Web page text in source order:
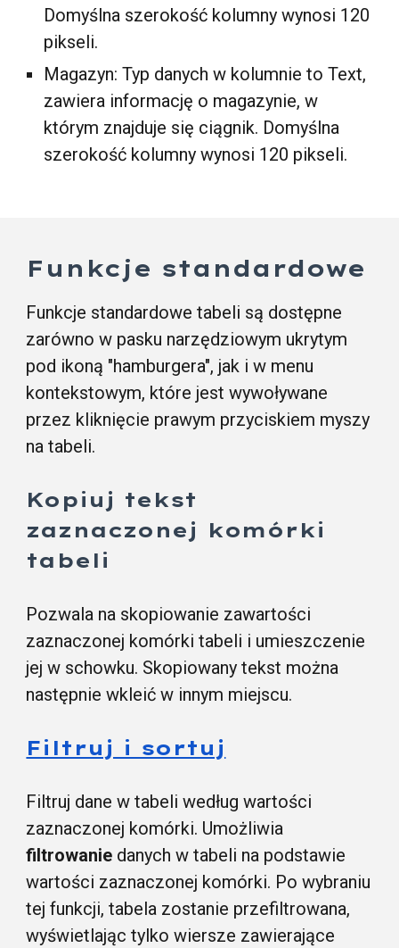
Domyślna szerokość kolumny wynosi 120
pikseli.
Magazyn: Typ danych w kolumnie to Text,
zawiera informację o magazynie, w
którym znajduje się ciągnik. Domyślna
szerokość kolumny wynosi 120 pikseli.
Funkcje standardowe
Funkcje standardowe tabeli są dostępne
zarówno w pasku narzędziowym ukrytym
pod ikoną "hamburgera", jak i w menu
kontekstowym, które jest wywoływane
przez kliknięcie prawym przyciskiem myszy
na tabeli.
Kopiuj tekst
zaznaczonej komórki
tabeli
Pozwala na skopiowanie zawartości
zaznaczonej komórki tabeli i umieszczenie
jej w schowku. Skopiowany tekst można
następnie wkleić w innym miejscu.
Filtruj i sortuj
Filtruj dane w tabeli według wartości
zaznaczonej komórki. Umożliwia
filtrowanie danych w tabeli na podstawie
wartości zaznaczonej komórki. Po wybraniu
tej funkcji, tabela zostanie przefiltrowana,
wyświetlając tylko wiersze zawierające